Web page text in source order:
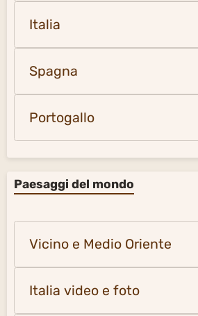
Italia
Spagna
Portogallo
Paesaggi del mondo
Vicino e Medio Oriente
Italia video e foto